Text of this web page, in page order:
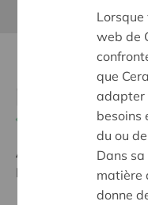
Fête de la
prison
Ambition:
Une
barrières
web de
que
adapter
besoins
du ou
Dans
matière
donne